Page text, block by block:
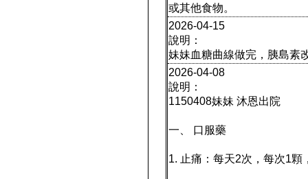
或其他食物。
2026-04-15
說明：
妹妹血糖曲線做完，胰島素
2026-04-08
說明：
1150408妹妹 沐恩出院
一、 口服藥
1. 止痛：每天2次，每次1顆